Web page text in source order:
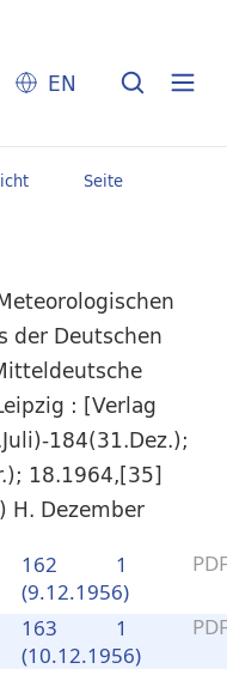
EN
Seite
der Deutschen
: [Verlag
184(31.Dez.);
18.1964,[35]
H. Dezember
1
162
(9.12.1956)
1
163
(10.12.1956)